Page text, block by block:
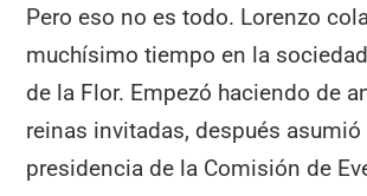
Pero eso no es todo. Lorenzo
muchísimo tiempo en la
de la Flor. Empezó haciendo de
reinas invitadas, después asumió
presidencia de la Comisión de